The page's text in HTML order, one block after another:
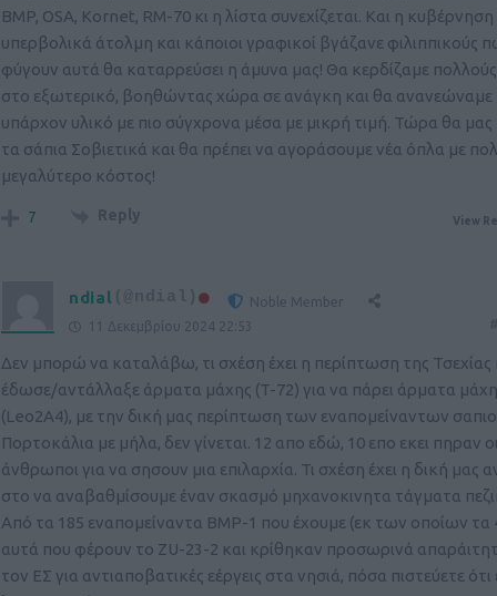
BMP, OSA, Kornet, RM-70 κι η λίστα συνεχίζεται. Και η
υπερβολικά άτολμη και κάποιοι γραφικοί βγάζανε φιλιππικούς
φύγουν αυτά θα καταρρεύσει η άμυνα μας! Θα κερδίζαμε
στο εξωτερικό, βοηθώντας χώρα σε ανάγκη και θα ανανεώναμε
υπάρχον υλικό με πιο σύγχρονα μέσα με μικρή τιμή. Τώρα θα μας
τα σάπια Σοβιετικά και θα πρέπει να αγοράσουμε νέα όπλα με
μεγαλύτερο κόστος!
7 Reply View
ndial (@ndial)
Noble Member
11 Δεκεμβρίου 2024 22:53
Δεν μπορώ να καταλάβω, τι σχέση έχει η περίπτωση της Τσεχίας
έδωσε/αντάλλαξε άρματα μάχης (T-72) για να πάρει άρματα
(Leo2A4), με την δική μας περίπτωση των εναπομείναντων
Πορτοκάλια με μήλα, δεν γίνεται. 12 απο εδώ, 10 επο εκει πηραν
άνθρωποι για να σησουν μια επιλαρχία. Τι σχέση έχει η δική μας
στο να αναβαθμίσουμε έναν σκασμό μηχανοκινητα τάγματα
Από τα 185 εναπομείναντα BMP-1 που έχουμε (εκ των οποίων τα
αυτά που φέρουν το ZU-23-2 και κρίθηκαν προσωρινά
τον ΕΣ για αντιαποβατικές εέργεις στα νησιά, πόσα πιστεύετε ότι